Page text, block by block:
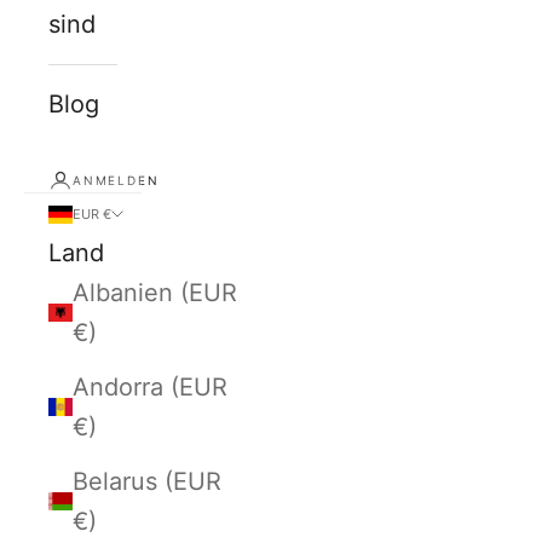
sind
Blog
ANMELDEN
EUR €
Land
Albanien (EUR
€)
Andorra (EUR
€)
Belarus (EUR
€)